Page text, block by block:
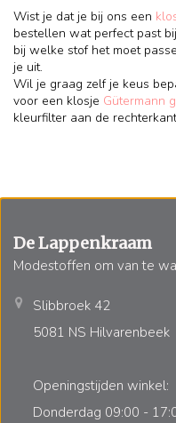
Wist je dat je bij ons een
bestellen wat perfect past
bij welke stof het moet
je uit.
Wil je graag zelf je keus
voor een klosje Gütermann
kleurfilter aan de
De Lappenkraam
Modestoffen om van te
Slibbroek 42
5081 NS Hilvarenbeek
Openingstijden winkel:
Donderdag 09:00 -